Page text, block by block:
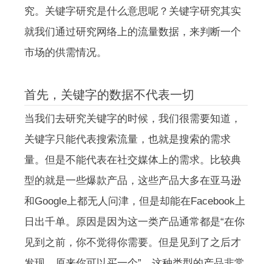
究。关键字研究是什么意思呢？关键字研究其实
就我们通过研究网络上的流量数据，来判断一个
市场的供需情况。
首先，关键字的数据不代表一切
当我们去研究关键字的时候，我们很需要知道，
关键字只能代表搜索流量，也就是搜索的需求
量。但是不能代表在社交媒体上的需求。比较典
型的就是一些爆款产品，这些产品大多在亚马逊
和Google上都无人问津，但是却能在Facebook上
日出千单。原因是因为这一类产品通常都是“在你
见到之前，你不觉得你需要。但是见到了之后才